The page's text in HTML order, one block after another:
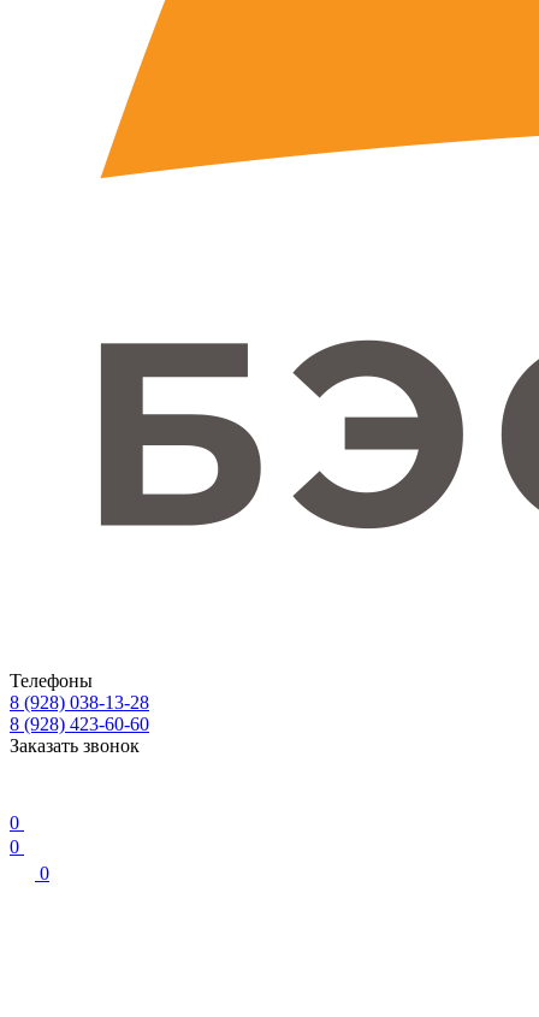
Телефоны
8 (928) 038-13-28
8 (928) 423-60-60
Заказать звонок
0
0
0